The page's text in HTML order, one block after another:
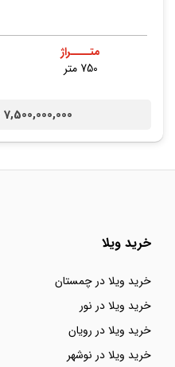
متــــراژ
750 متر
7,500,000,000 تومان /
خرید ویلا
خرید ویلا در چمستان
خرید ویلا در نور
خرید ویلا در رویان
خرید ویلا در نوشهر